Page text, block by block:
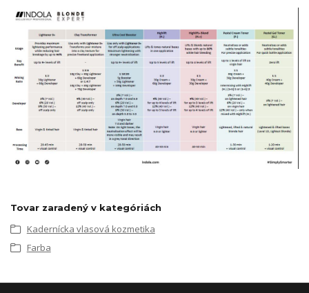
Tovar zaradený v kategóriách
Kadernícka vlasová kozmetika
Farba